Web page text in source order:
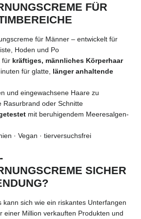
FÜR
für Männer – entwickelt für
Hoden und Po
für kräftiges, männliches Körperhaar
für glatte, länger anhaltende
und eingewachsene Haare zu
Rasurbrand oder Schnitte
mit beruhigendem Meeresalgen-
· Vegan · tierversuchsfrei
SICHER
kann sich wie ein riskantes Unterfangen
einer Million verkauften Produkten und